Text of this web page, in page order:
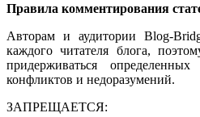
Правила комментирования
Авторам и аудитории Blog-
каждого читателя блога,
придерживаться
конфликтов и недоразумений.
ЗАПРЕЩАЕТСЯ: